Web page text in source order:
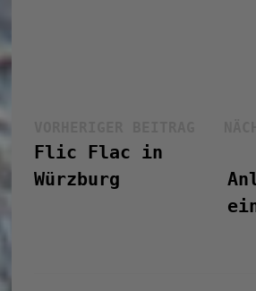
Flic Flac in
Würzburg